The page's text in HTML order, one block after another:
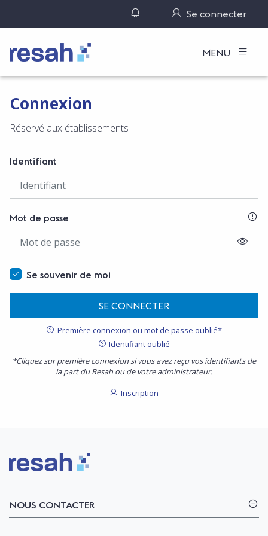
Gérer ses notifications
Se connecter
Logo Resah MENU
Connexion
Réservé aux établissements
Identifiant
Mot de passe
Se souvenir de moi
SE CONNECTER
Première connexion ou mot de passe oublié*
Identifiant oublié
*Cliquez sur première connexion si vous avez reçu vos identifiants de
la part du Resah ou de votre administrateur.
Inscription
Logo Resah
NOUS CONTACTER